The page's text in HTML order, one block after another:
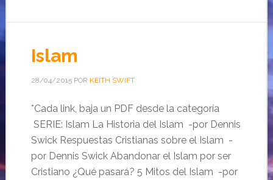
Islam
28/04/2015POR KEITH SWIFT
*Cada link, baja un PDF desde la categoría
SERIE: Islam La Historia del Islam -por Dennis
Swick Respuestas Cristianas sobre el Islam -
por Dennis Swick Abandonar el Islam por ser
Cristiano ¿Qué pasará? 5 Mitos del Islam -por